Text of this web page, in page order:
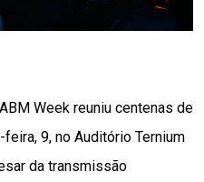
Week reuniu centenas de
9, no Auditório Ternium
da transmissão